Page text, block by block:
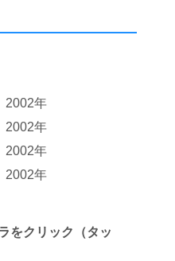
2002年
2002年
2002年
2002年
をクリック（タッ